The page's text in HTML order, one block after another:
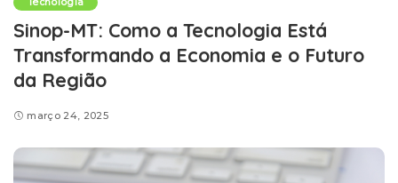
Tecnologia
Sinop-MT: Como a Tecnologia Está
Transformando a Economia e o Futuro
da Região
março 24, 2025